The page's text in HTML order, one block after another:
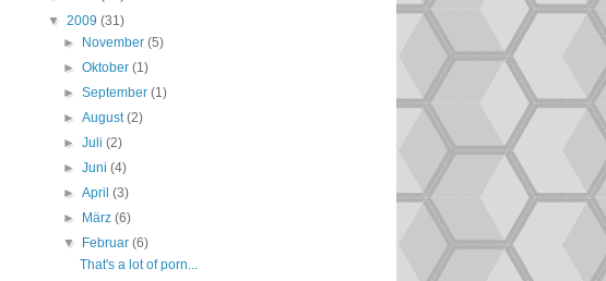
▼ 2009 (31)
►
November(5)
►Oktober(1)
►September(1)
►August(2)
►Juli(2)
►Juni(4)
►April(3)
►
März(6)
▼
Februar(6)
That's a lot of porn...